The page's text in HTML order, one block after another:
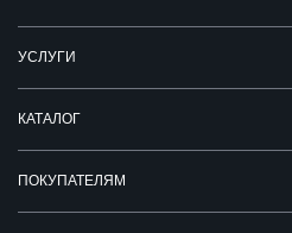
УСЛУГИ
КАТАЛОГ
ПОКУПАТЕЛЯМ